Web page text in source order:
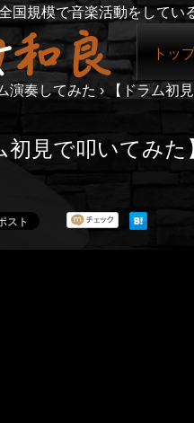
国規模で音楽活動をしてい
トッ
演奏してみた › 【ドラム初
初見で叩いてみ